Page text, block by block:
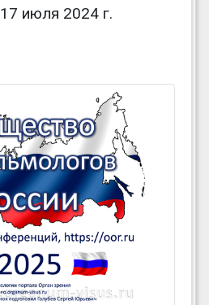
17 июля 2024 г.